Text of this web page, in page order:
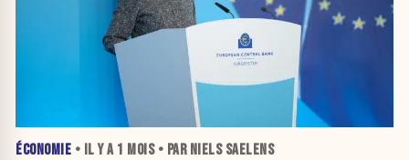
ÉCONOMIE • IL Y A 1 MOIS• PAR NIELS SAELENS